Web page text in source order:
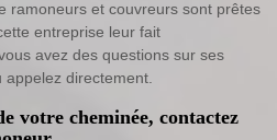
ramoneurs et couvreurs sont prêtes
entreprise leur fait
avez des questions sur ses
directement.
votre cheminée, contactez